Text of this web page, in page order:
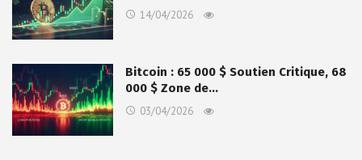
14/04/2026
Bitcoin : 65 000 $ Soutien Critique, 68
000 $ Zone de…
03/04/2026